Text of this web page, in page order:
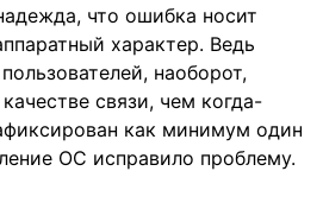
что ошибка носит
характер. Ведь
наоборот,
связи, чем когда-
как минимум один
ОС исправило проблему.